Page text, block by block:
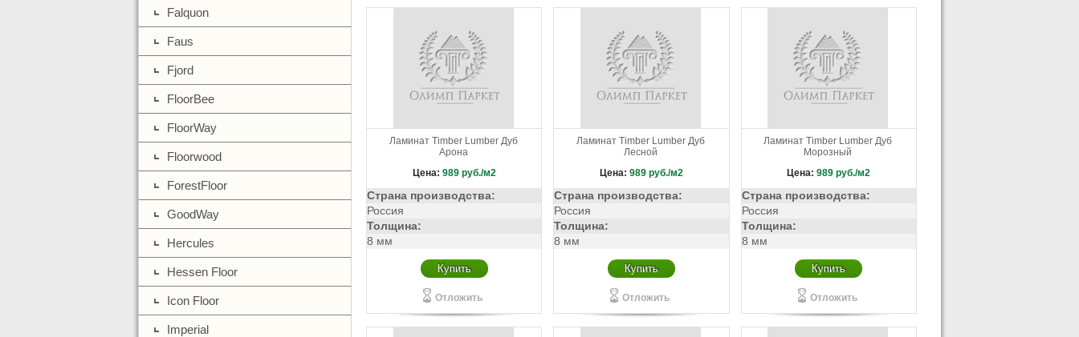
Falquon
Faus
Fjord
FloorBee
FloorWay
Floorwood
ForestFloor
GoodWay
Hercules
Hessen Floor
Icon Floor
Imperial
Ламинат Timber Lumber Дуб
Арона
Цена: 989 руб./м2
Страна производства:
Россия
Толщина:
8 мм
Купить
Отложить
Ламинат Timber Lumber Дуб
Лесной
Цена: 989 руб./м2
Страна производства:
Россия
Толщина:
8 мм
Купить
Отложить
Ламинат Timber Lumber Дуб
Морозный
Цена: 989руб./м2
Страна производства:
Россия
Толщина:
8 мм
Купить
Отложить